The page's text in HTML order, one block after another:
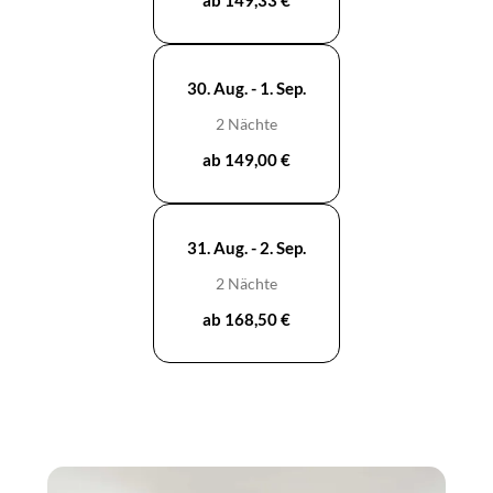
30. Aug. - 1. Sep.
2 Nächte
ab 149,00 €
31. Aug. - 2. Sep.
2 Nächte
ab 168,50 €